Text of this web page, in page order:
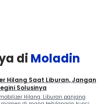
di Moladin
Hilang Saat Liburan, Jangan
Solusinya
Hilang. Liburan panjang